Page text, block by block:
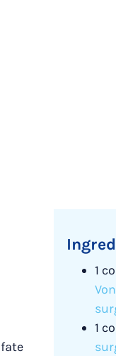
1
1